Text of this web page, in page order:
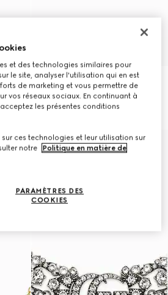
Collier avec pendentif Gucci
Crest
€ 420
et des technologies similaires pour
le site, analyser l'utilisation qui en est
de marketing et vous permettre de
vos réseaux sociaux. En continuant à
les présentes conditions
ces technologies et leur utilisation sur
notre
Politique en matière de
PARAMÈTRES DES
COOKIES